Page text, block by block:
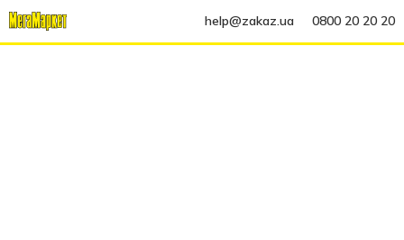
help@zakaz.ua 0800 20 20 20